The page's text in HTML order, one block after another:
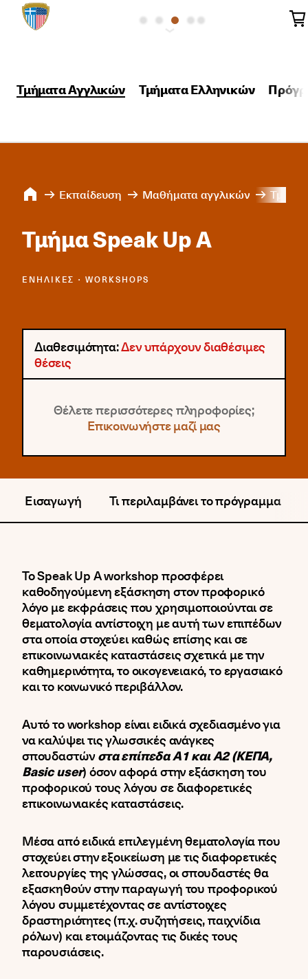
Τμήματα Αγγλικών Τμήματα Ελληνικών
Εκπαίδευση Μαθήματα αγγλικών Τμήμα
Τμήμα Speak Up A
ΕΝΉΛΙΚΕΣ ∙ WORKSHOPS
Διαθεσιμότητα:Δεν υπάρχουν διαθέσιμες
θέσεις
Θέλετε περισσότερες πληροφορίες;
Επικοινωνήστε μαζί μας
Εισαγωγή Τι περιλαμβάνει το πρόγραμμα
Το Speak Up A workshop προσφέρει
καθοδηγούμενη εξάσκηση στον προφορικό
λόγο με εκφράσεις που χρησιμοποιούνται σε
θεματολογία αντίστοιχη με αυτή των επιπέδων
στα οποία στοχεύει καθώς επίσης και σε
επικοινωνιακές καταστάσεις σχετικά με την
καθημερινότητα, το οικογενειακό, το εργασιακό
και το κοινωνικό περιβάλλον.
Αυτό το workshop είναι ειδικά σχεδιασμένο για
να καλύψει τις γλωσσικές ανάγκες
σπουδαστώνστα επίπεδα Α1 και Α2 (ΚΕΠΑ,
Basicuser) όσον αφορά στην εξάσκηση του
προφορικού τους λόγου σε διαφορετικές
επικοινωνιακές καταστάσεις.
Μέσα από ειδικά επιλεγμένη θεματολογία που
στοχεύει στην εξοικείωση με τις διαφορετικές
λειτουργίες της γλώσσας, οι σπουδαστές θα
εξασκηθούν στην παραγωγή του προφορικού
λόγου συμμετέχοντας σε αντίστοιχες
δραστηριότητες (π.χ. συζητήσεις, παιχνίδια
ρόλων) και ετοιμάζοντας τις δικές τους
παρουσιάσεις.